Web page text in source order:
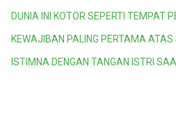
DUNIA INI KOTOR SEPERTI TEMPAT
KEWAJIBAN PALING PERTAMA
ISTIMNA DENGAN TANGAN ISTRI